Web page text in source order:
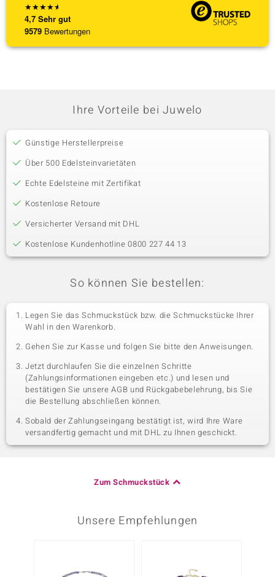
★★★★★
4,7 Sehr gut
9579 Bewertungen
Ihre Vorteile bei Juwelo
Günstige Herstellerpreise
Über 500 Edelsteinvarietäten
Echte Edelsteine mit Zertifikat
Kostenlose Retoure
Versicherter Versand mit DHL
Kostenlose Kundenhotline 0800 227 44 13
So können Sie bestellen:
Legen Sie das Schmuckstück bzw. die Schmuckstücke Ihrer
Wahl in den Warenkorb.
Gehen Sie zur Kasse und folgen Sie bitte den Anweisungen.
Jetzt durchlaufen Sie die einzelnen Schritte
(Zahlungsinformationen eingeben etc.) und lesen und
bestätigen Sie unsere AGB und Rückgabebelehrung, bis Sie
die Bestellung abschließen können.
Sobald der Zahlungseingang bestätigt ist, wird Ihre Ware
versandfertig gemacht und mit DHL zu Ihnen geschickt.
Zum Schmuckstück
Unsere Empfehlungen